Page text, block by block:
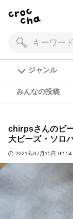
ジャンル
みんなの投稿
chirpsさんのビ
大ビーズ・ソロ
2021年07月15日 02:54